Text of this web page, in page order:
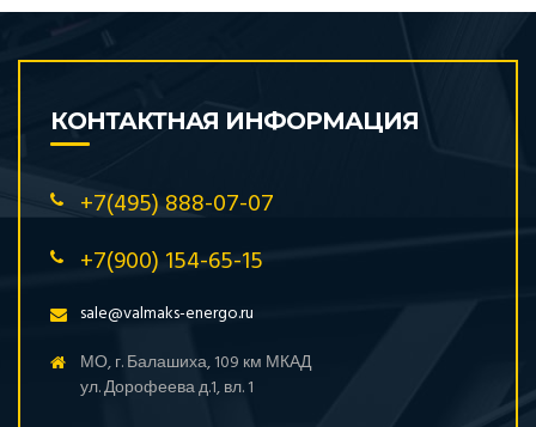
КОНТАКТНАЯ ИНФОРМАЦИЯ
+7(495) 888-07-07
+7(900) 154-65-15
sale@valmaks-energo.ru
МО, г. Балашиха, 109 км МКАД
ул. Дорофеева д.1, вл. 1